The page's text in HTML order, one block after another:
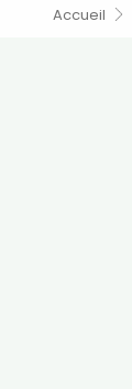
Accueil